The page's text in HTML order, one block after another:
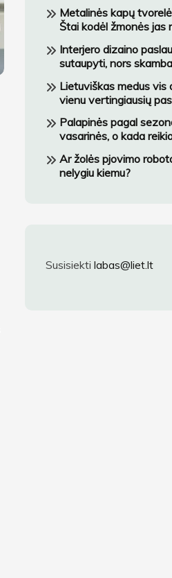
Metalinės kapų
Štai kodėl žmonės jas
Interjero dizaino
sutaupyti, nors
Lietuviškas medus vis
vienu vertingiausių
Palapinės pagal
vasarinės, o kada
Ar žolės pjovimo
nelygiu kiemu?
Susisiekti labas@liet.lt